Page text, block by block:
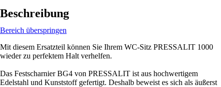
Beschreibung
Bereich überspringen
Mit diesem Ersatzteil können Sie Ihrem WC-Sitz PRESSALIT 1000
wieder zu perfektem Halt verhelfen.
Das Festscharnier BG4 von PRESSALIT ist aus hochwertigem
Edelstahl und Kunststoff gefertigt. Deshalb beweist es sich als äußerst